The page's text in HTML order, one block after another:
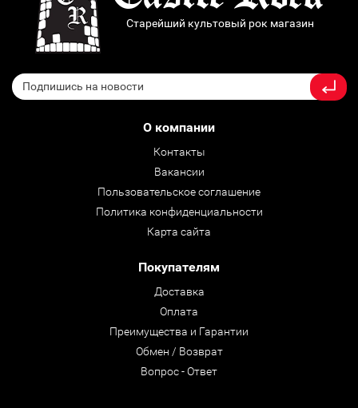
Старейший культовый рок магазин
О компании
Контакты
Вакансии
Пользовательское соглашение
Политика конфиденциальности
Карта сайта
Покупателям
Доставка
Оплата
Преимущества и Гарантии
Обмен / Возврат
Вопрос - Ответ